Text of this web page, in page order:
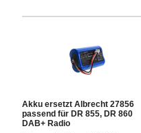
Akku ersetzt Albrecht 27856
passend für DR 855, DR 860
DAB+ Radio